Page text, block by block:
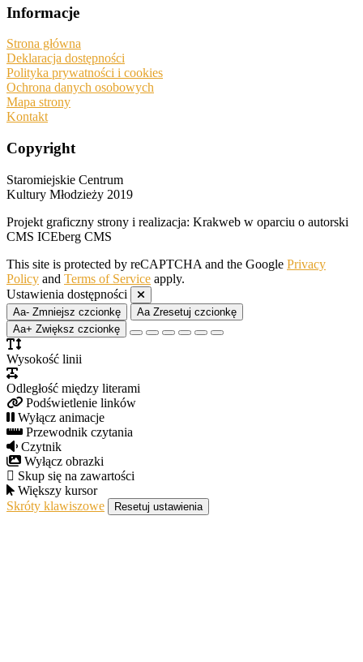
Informacje
Strona główna
Deklaracja dostępności
Polityka prywatności i cookies
Ochrona danych osobowych
Mapa strony
Kontakt
Copyright
Staromiejskie Centrum
Kultury Młodzieży 2019
Projekt graficzny strony i realizacja: Krakweb w oparciu o autorski
CMS ICEberg CMS
This site is protected by reCAPTCHA and the Google Privacy
Policy and Terms of Service apply.
Ustawienia dostępności
Aa- Zmniejsz czcionkę Aa Zresetuj czcionkę
Aa+ Zwiększ czcionkę
Wysokość linii
Odległość między literami
Podświetlenie linków
Wyłącz animacje
Przewodnik czytania
Czytnik
Wyłącz obrazki
Skup się na zawartości
Większy kursor
Skróty klawiszowe
Resetuj ustawienia